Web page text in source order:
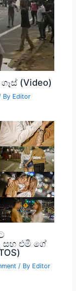
(Video)
By Editor
එමී ගේ
/ By Editor